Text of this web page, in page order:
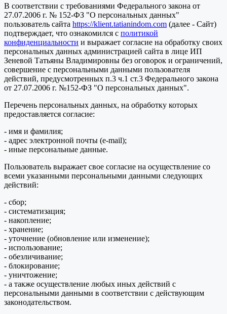
В соответствии с требованиями Федерального закона от
27.07.2006 г. № 152-ФЗ "О персональных данных"
пользователь сайта https://klient.tatianindom.com (далее - Сайт)
подтверждает, что ознакомился с политикой
конфиденциальности и выражает согласие на обработку своих
персональных данных администрацией сайта в лице ИП
Зеневой Татьяны Владимировны без оговорок и ограничений,
совершение с персональными данными пользователя
действий, предусмотренных п.3 ч.1 ст.3 Федерального закона
от 27.07.2006 г. №152-ФЗ "О персональных данных".
Перечень персональных данных, на обработку которых
предоставляется согласие:
- имя и фамилия;
- адрес электронной почты (e-mail);
- иные персональные данные.
Пользователь выражает свое согласие на осуществление со
всеми указанными персональными данными следующих
действий:
- сбор;
- систематизация;
- накопление;
- хранение;
- уточнение (обновление или изменение);
- использование;
- обезличивание;
- блокирование;
- уничтожение;
- а также осуществление любых иных действий с
персональными данными в соответствии с действующим
законодательством.